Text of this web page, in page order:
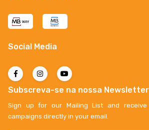
Social Media
Subscreva-se na nossa Newsletter
Sign up for our Mailing List and receive
campaigns directly in your email.